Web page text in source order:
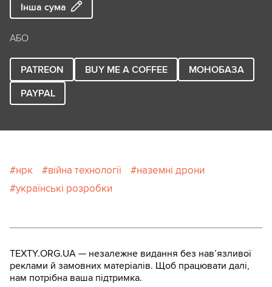
Інша сума
АБО
PATREON BUY ME A COFFEE
МОНОБАЗА
PAYPAL
нрк війна технології
наземні дрони
українські розробки
TEXTY.ORG.UA — незалежне видання без навʼязливої
реклами й замовних матеріалів. Щоб працювати далі,
нам потрібна ваша підтримка.